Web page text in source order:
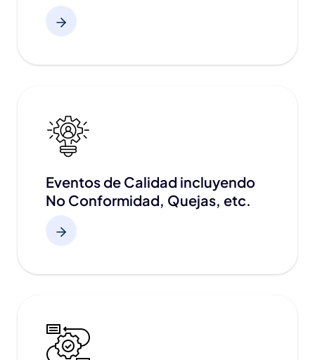
Eventos de Calidad incluyendo
No Conformidad, Quejas, etc.